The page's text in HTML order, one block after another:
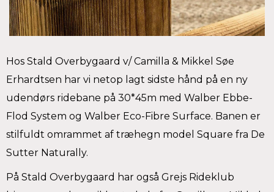
Hos Stald Overbygaard v/ Camilla & Mikkel Søe
Erhardtsen har vi netop lagt sidste hånd på en ny
udendørs ridebane på 30*45m med Walber Ebbe-
Flod System og Walber Eco-Fibre Surface. Banen er
stilfuldt omrammet af træhegn model Square fra De
Sutter Naturally.
På Stald Overbygaard har også Grejs Rideklub